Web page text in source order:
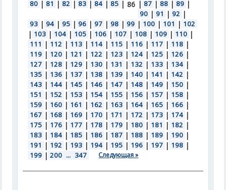
80 | 81 | 82 | 83 | 84 | 85 | 86 | 87 | 88 | 89 |
90 | 91 | 92 |
93 | 94 | 95 | 96 | 97 | 98 | 99 | 100 | 101 | 102
| 103 | 104 | 105 | 106 | 107 | 108 | 109 | 110 |
111 | 112 | 113 | 114 | 115 | 116 | 117 | 118 |
119 | 120 | 121 | 122 | 123 | 124 | 125 | 126 |
127 | 128 | 129 | 130 | 131 | 132 | 133 | 134 |
135 | 136 | 137 | 138 | 139 | 140 | 141 | 142 |
143 | 144 | 145 | 146 | 147 | 148 | 149 | 150 |
151 | 152 | 153 | 154 | 155 | 156 | 157 | 158 |
159 | 160 | 161 | 162 | 163 | 164 | 165 | 166 |
167 | 168 | 169 | 170 | 171 | 172 | 173 | 174 |
175 | 176 | 177 | 178 | 179 | 180 | 181 | 182 |
183 | 184 | 185 | 186 | 187 | 188 | 189 | 190 |
191 | 192 | 193 | 194 | 195 | 196 | 197 | 198 |
199 | 200 ... 347 Следующая »